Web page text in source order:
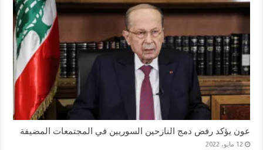
عون يؤكد رفض دمج النازحين السوريين في المجتمعات المضيفة
12 مايو، 2022